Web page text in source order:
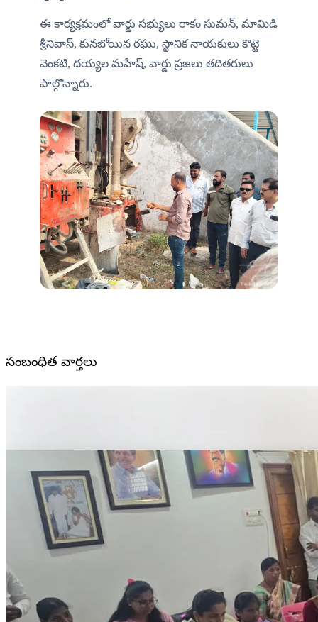
ఈ కార్యక్రమంలో వార్డు సభ్యులు రాకం సుమన్, మామిడి
శ్రీనివాస్, కునబోయిన రఘు, స్థానిక నాయకులు కొట్టె
వెంకటి, దయ్యల మహేష్, వార్డు ప్రజలు తదితరులు
పాల్గొన్నారు.
సంబంధిత వార్తలు